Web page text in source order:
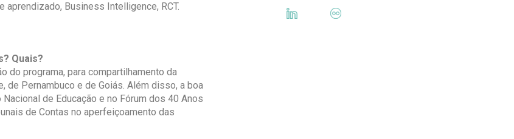
Business Intelligence, RCT.
Quais?
do programa, para compartilhamento da
de Pernambuco e de Goiás. Além disso, a boa
de Educação e no Fórum dos 40 Anos
de Contas no aperfeiçoamento das